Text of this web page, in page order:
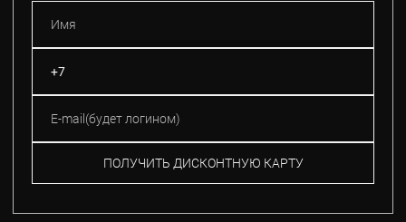
ПОЛУЧИТЬ ДИСКОНТНУЮ КАРТУ